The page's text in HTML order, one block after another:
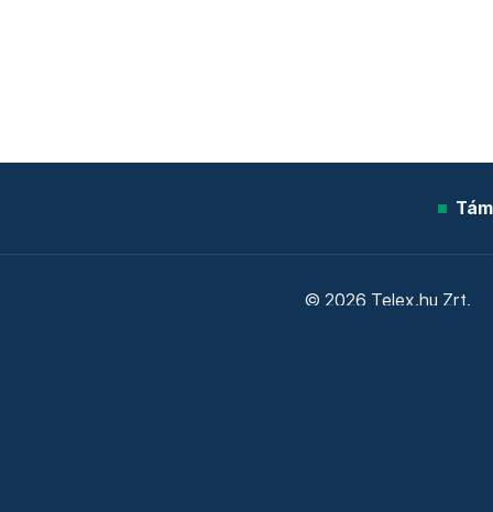
© 2026 Telex.hu Zrt.